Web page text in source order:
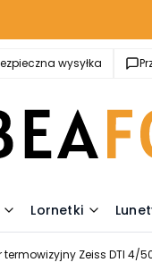
wysyłka
Lornetki
termowizyjny Zeiss DTI 4/